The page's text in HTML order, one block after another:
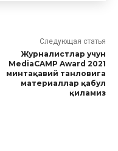
Следующая статья
Журналистлар учун
MediaCAMP Award 2021
минтақавий танловига
материаллар қабул
қиламиз